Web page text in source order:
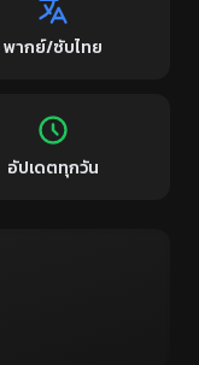
พากย์/ซับไทย
อัปเดตทุกวัน